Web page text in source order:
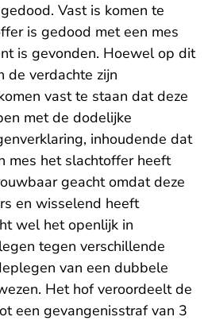
Vast is komen te
is gedood met een mes
is gevonden. Hoewel op dit
de verdachte zijn
vast te staan dat deze
met de dodelijke
inhoudende dat
mes het slachtoffer heeft
geacht omdat deze
en wisselend heeft
wel het openlijk in
tegen verschillende
van een dubbele
Het hof veroordeelt de
een gevangenisstraf van 3